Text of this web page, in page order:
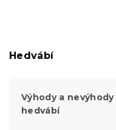
Hedvábí
Výhody a
hedvábí